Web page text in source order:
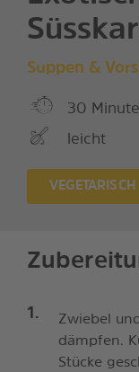
Suppen &
30
leicht
VEGETARISCH
Zwiebel
dämpfen.
Stücke